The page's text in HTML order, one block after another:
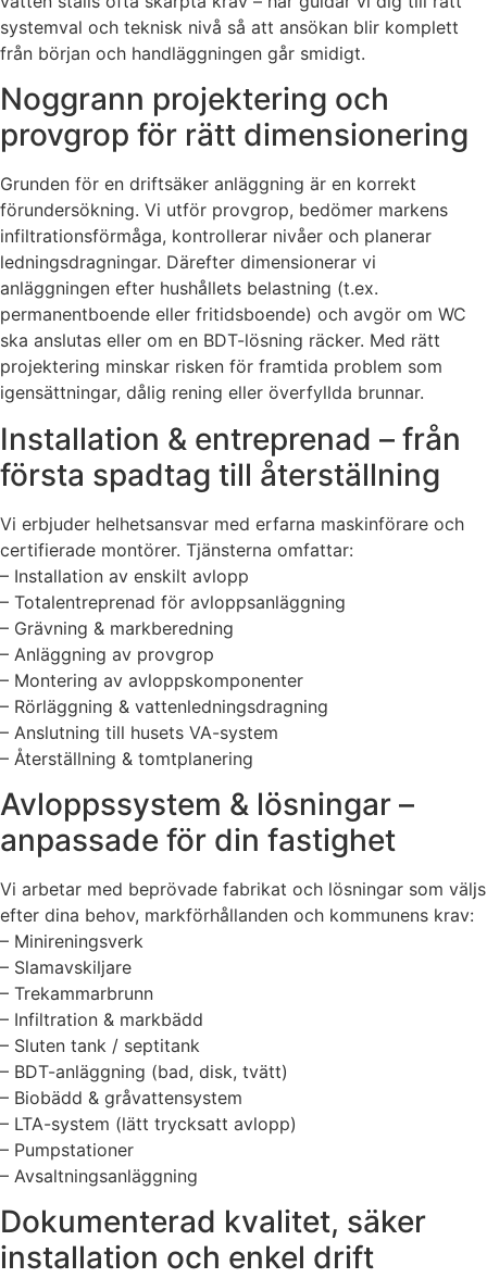
systemval och teknisk nivå så att ansökan blir komplett
från början och handläggningen går smidigt.
Noggrann projektering och
provgrop för rätt dimensionering
Grunden för en driftsäker anläggning är en korrekt
förundersökning. Vi utför provgrop, bedömer markens
infiltrationsförmåga, kontrollerar nivåer och planerar
ledningsdragningar. Därefter dimensionerar vi
anläggningen efter hushållets belastning (t.ex.
permanentboende eller fritidsboende) och avgör om WC
ska anslutas eller om en BDT-lösning räcker. Med rätt
projektering minskar risken för framtida problem som
igensättningar, dålig rening eller överfyllda brunnar.
Installation & entreprenad – från
första spadtag till återställning
Vi erbjuder helhetsansvar med erfarna maskinförare och
certifierade montörer. Tjänsterna omfattar:
– Installation av enskilt avlopp
– Totalentreprenad för avloppsanläggning
– Grävning & markberedning
– Anläggning av provgrop
– Montering av avloppskomponenter
– Rörläggning & vattenledningsdragning
– Anslutning till husets VA-system
– Återställning & tomtplanering
Avloppssystem & lösningar –
anpassade för din fastighet
Vi arbetar med beprövade fabrikat och lösningar som väljs
efter dina behov, markförhållanden och kommunens krav:
– Minireningsverk
– Slamavskiljare
– Trekammarbrunn
– Infiltration & markbädd
– Sluten tank / septitank
– BDT-anläggning (bad, disk, tvätt)
– Biobädd & gråvattensystem
– LTA-system (lätt trycksatt avlopp)
– Pumpstationer
– Avsaltningsanläggning
Dokumenterad kvalitet, säker
installation och enkel drift